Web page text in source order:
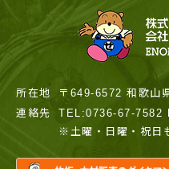
所在地
〒649-6572 和歌山
連絡先
TEL:0736-67-7582
※土曜・日曜・祝日